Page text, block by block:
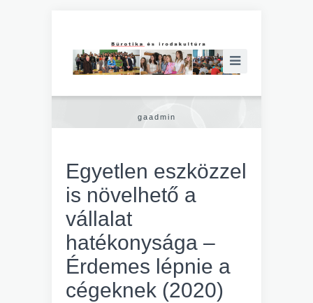
gaadmin
Egyetlen eszközzel
is növelhető a
vállalat
hatékonysága –
Érdemes lépnie a
cégeknek (2020)